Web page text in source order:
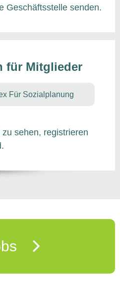
Geschäftsstelle senden.
für Mitglieder
Für Sozialplanung
sehen, registrieren